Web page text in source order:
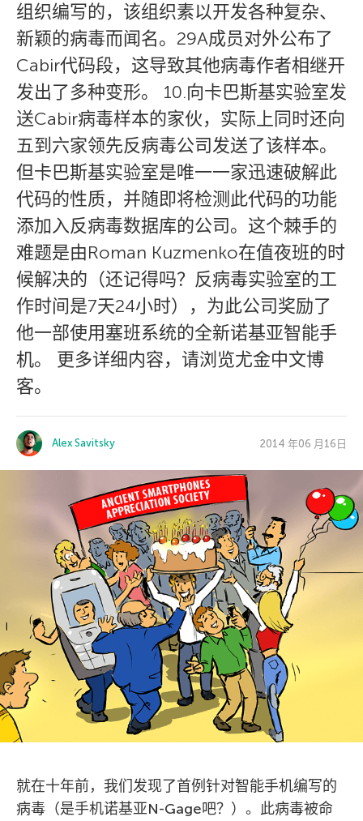
组织编写的，该组织素以开发各种复杂、
新颖的病毒而闻名。29A成员对外公布了
Cabir代码段，这导致其他病毒作者相继开
发出了多种变形。 10.向卡巴斯基实验室发
送Cabir病毒样本的家伙，实际上同时还向
五到六家领先反病毒公司发送了该样本。
但卡巴斯基实验室是唯一一家迅速破解此
代码的性质，并随即将检测此代码的功能
添加入反病毒数据库的公司。这个棘手的
难题是由Roman Kuzmenko在值夜班的时
候解决的（还记得吗？反病毒实验室的工
作时间是7天24小时），为此公司奖励了
他一部使用塞班系统的全新诺基亚智能手
机。 更多详细内容，请浏览尤金中文博
客。
Alex Savitsky 2014 年06 月16日
就在十年前，我们发现了首例针对智能手机编写的
病毒（是手机诺基亚N-Gage吧？）。此病毒被命